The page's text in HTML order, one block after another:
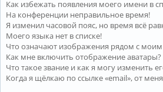
Как избежать появления моего имени в
На конференции неправильное время!
Я изменил часовой пояс, но время всё
Моего языка нет в списке!
Что означают изображения рядом с
Как мне включить отображение аватары?
Что такое звание и как я могу изменить
Когда я щёлкаю по ссылке «email», от